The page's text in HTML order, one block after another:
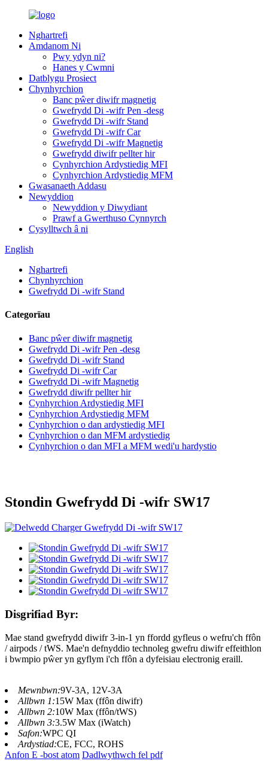
Nghartrefi
Amdanom Ni
Pwy ydyn ni?
Hanes y Cwmni
Datblygu Prosiect
Chynhyrchion
Banc pŵer diwifr magnetig
Gwefrydd Di -wifr Pen -desg
Gwefrydd Di -wifr Stand
Gwefrydd Di -wifr Car
Gwefrydd Di -wifr Magnetig
Gwefrydd diwifr pellter hir
Cynhyrchion Ardystiedig MFI
Cynhyrchion Ardystiedig MFM
Gwasanaeth Addasu
Newyddion
Newyddion y Diwydiant
Prawf a Gwerthuso Cynnyrch
Cysylltwch â ni
English
Nghartrefi
Chynhyrchion
Gwefrydd Di -wifr Stand
Categorïau
Banc pŵer diwifr magnetig
Gwefrydd Di -wifr Pen -desg
Gwefrydd Di -wifr Stand
Gwefrydd Di -wifr Car
Gwefrydd Di -wifr Magnetig
Gwefrydd diwifr pellter hir
Cynhyrchion Ardystiedig MFI
Cynhyrchion Ardystiedig MFM
Cynhyrchion o dan ardystiedig MFI
Cynhyrchion o dan MFM ardystiedig
Cynhyrchion o dan MFI a MFM wedi'u hardystio
Stondin Gwefrydd Di -wifr SW17
Disgrifiad Byr:
Mae stand gwefrydd diwifr 3-in-1 yn ffordd gyfleus o wefru'ch ffôn
/ airpods / tWS. Mae'n defnyddio technoleg gwefru diwifr effeithlon
i bwmpio pŵer yn gyflym i'ch ffôn a dyfeisiau electronig eraill.
Mewnbwn:9V-3A, 12V-3A
Allbwn 1:15W Max (ffôn diwifr)
Allbwn 2:10W Max (ffôn/tWS)
Allbwn 3:3.5W Max (iWatch)
Safon:WPC QI
Ardystiad:CE, FCC, ROHS
Anfon E -bost atom Dadlwythwch fel pdf